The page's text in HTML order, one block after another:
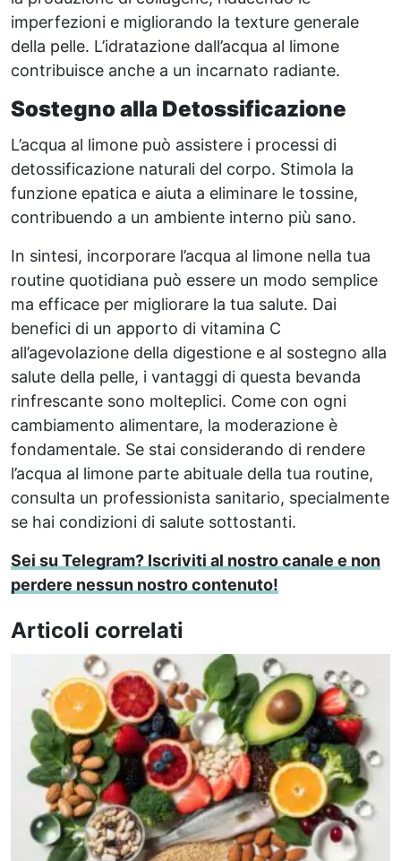
imperfezioni e migliorando la texture generale
della pelle. L’idratazione dall’acqua al limone
contribuisce anche a un incarnato radiante.
Sostegno alla Detossificazione
L’acqua al limone può assistere i processi di
detossificazione naturali del corpo. Stimola la
funzione epatica e aiuta a eliminare le tossine,
contribuendo a un ambiente interno più sano.
In sintesi, incorporare l’acqua al limone nella tua
routine quotidiana può essere un modo semplice
ma efficace per migliorare la tua salute. Dai
benefici di un apporto di vitamina C
all’agevolazione della digestione e al sostegno alla
salute della pelle, i vantaggi di questa bevanda
rinfrescante sono molteplici. Come con ogni
cambiamento alimentare, la moderazione è
fondamentale. Se stai considerando di rendere
l’acqua al limone parte abituale della tua routine,
consulta un professionista sanitario, specialmente
se hai condizioni di salute sottostanti.
Sei su Telegram? Iscriviti al nostro canale e non
perdere nessun nostro contenuto!
Articoli correlati